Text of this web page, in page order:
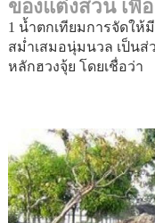
ของแต่งสวน เพื่
1 น้ำตกเทียมการจัดให้
สม่ำเสมอนุ่มนวล เป็น
หลักฮวงจุ้ย โดยเชื่อว่า